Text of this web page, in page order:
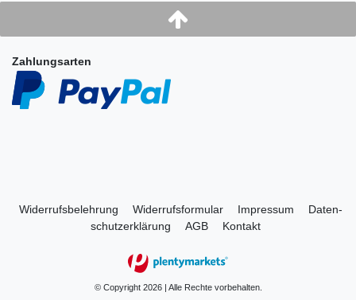
Zahlungsarten
Widerrufs­belehrung Widerrufs­formular Impressum
Daten­
schutz­erklärung
AGB Kontakt
© Copyright 2026 | Alle Rechte vorbehalten.